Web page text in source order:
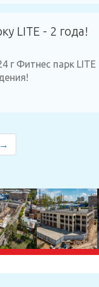
LITE - 2 года!
г Фитнес парк
→